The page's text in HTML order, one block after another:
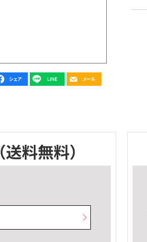
（送料無料）